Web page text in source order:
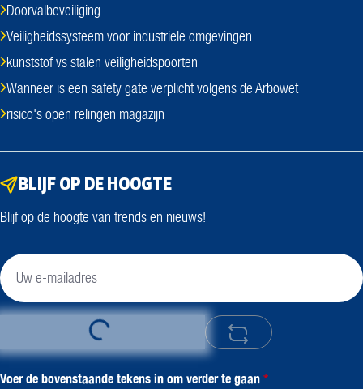
Doorvalbeveiliging
Veiligheidssysteem voor industriele omgevingen
kunststof vs stalen veiligheidspoorten
Wanneer is een safety gate verplicht volgens de Arbowet
risico's open relingen magazijn
BLIJF OP DE HOOGTE
Blijf op de hoogte van trends en nieuws!
Loading...
Voer de bovenstaande tekens in om verder te gaan*